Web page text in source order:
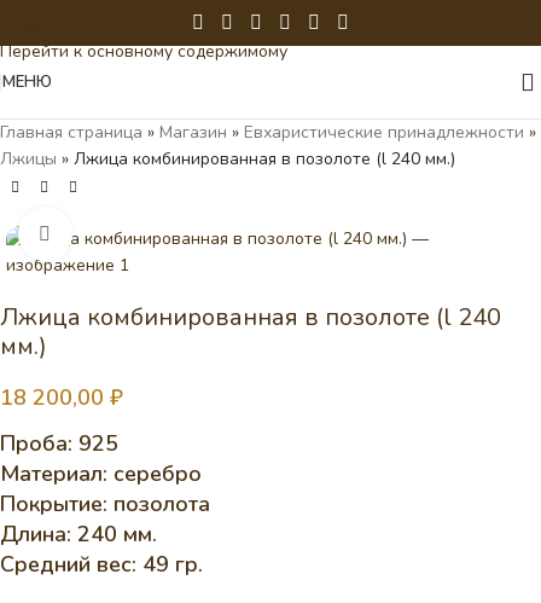
Перейти к основному содержимому
МЕНЮ
Главная страница » Магазин » Евхаристические принадлежности »
Лжицы » Лжица комбинированная в позолоте (l 240 мм.)
Нажмите, чтобы увеличить
Лжица комбинированная в позолоте (l 240
мм.)
18 200,00 ₽
Проба: 925
Материал: серебро
Покрытие: позолота
Длина: 240 мм.
Средний вес: 49 гр.